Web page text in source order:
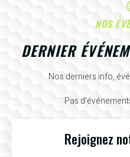
NOS
DERNIER
Nos derniers info,
Pas
Rejoignez